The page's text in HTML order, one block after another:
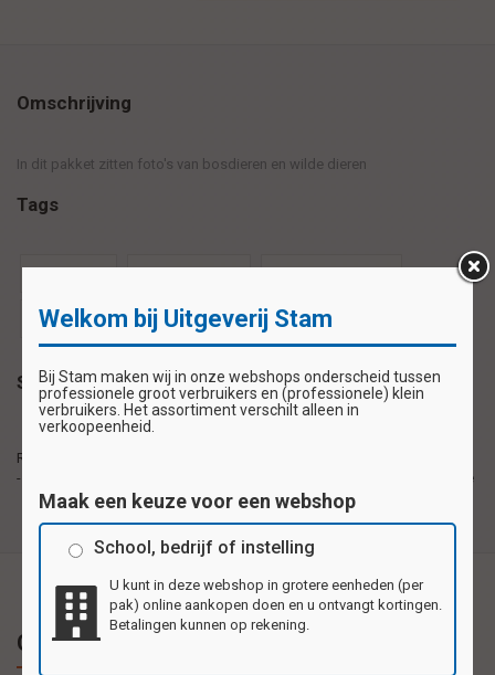
Omschrijving
In dit pakket zitten foto's van bosdieren en wilde dieren
Tags
feestkaart felicitatiekaart verjaardagskaart
wenskaart
Specificaties
Reuzewenskaarten
- formaat A4
Ook als verjaardags, bedank- of uitnodigingskaart te
gebruiken.
Gerelateerde producten
Welkom bij Uitgeverij Stam
Bij Stam maken wij in onze webshops onderscheid tussen
professionele groot verbruikers en (professionele) klein
verbruikers. Het assortiment verschilt alleen in
verkoopeenheid.
Maak een keuze voor een webshop
School, bedrijf of instelling
U kunt in deze webshop in grotere eenheden (per
pak) online aankopen doen en u ontvangt kortingen.
Betalingen kunnen op rekening.